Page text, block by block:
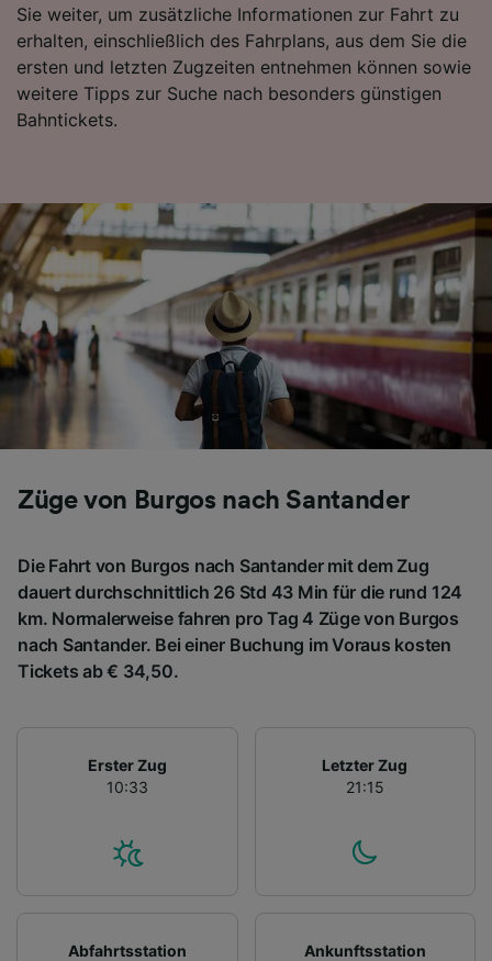
Sie weiter, um zusätzliche Informationen zur Fahrt zu
erhalten, einschließlich des Fahrplans, aus dem Sie die
ersten und letzten Zugzeiten entnehmen können sowie
weitere Tipps zur Suche nach besonders günstigen
Bahntickets.
Züge von Burgos nach Santander
Die Fahrt von Burgos nach Santander mit dem Zug
dauert durchschnittlich 26 Std 43 Min für die rund 124
km. Normalerweise fahren pro Tag 4 Züge von Burgos
nach Santander. Bei einer Buchung im Voraus kosten
Tickets ab € 34,50.
Erster Zug
10:33
Letzter Zug
21:15
Abfahrtsstation
Ankunftsstation